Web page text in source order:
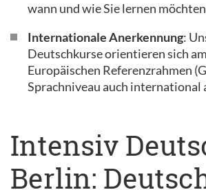
wann und wie Sie lernen
Internationale Anerkennung:
Deutschkurse orientieren sich
Europäischen Referenzrahmen
Sprachniveau auch international
Intensiv
Berlin: